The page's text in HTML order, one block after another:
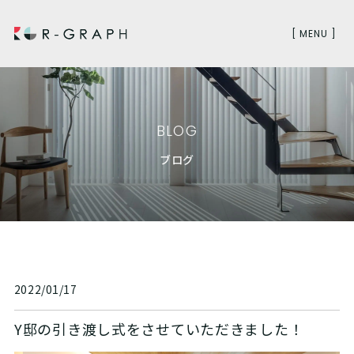
[ MENU ]
BLOG
ブログ
2022/01/17
Y邸の引き渡し式をさせていただきました！